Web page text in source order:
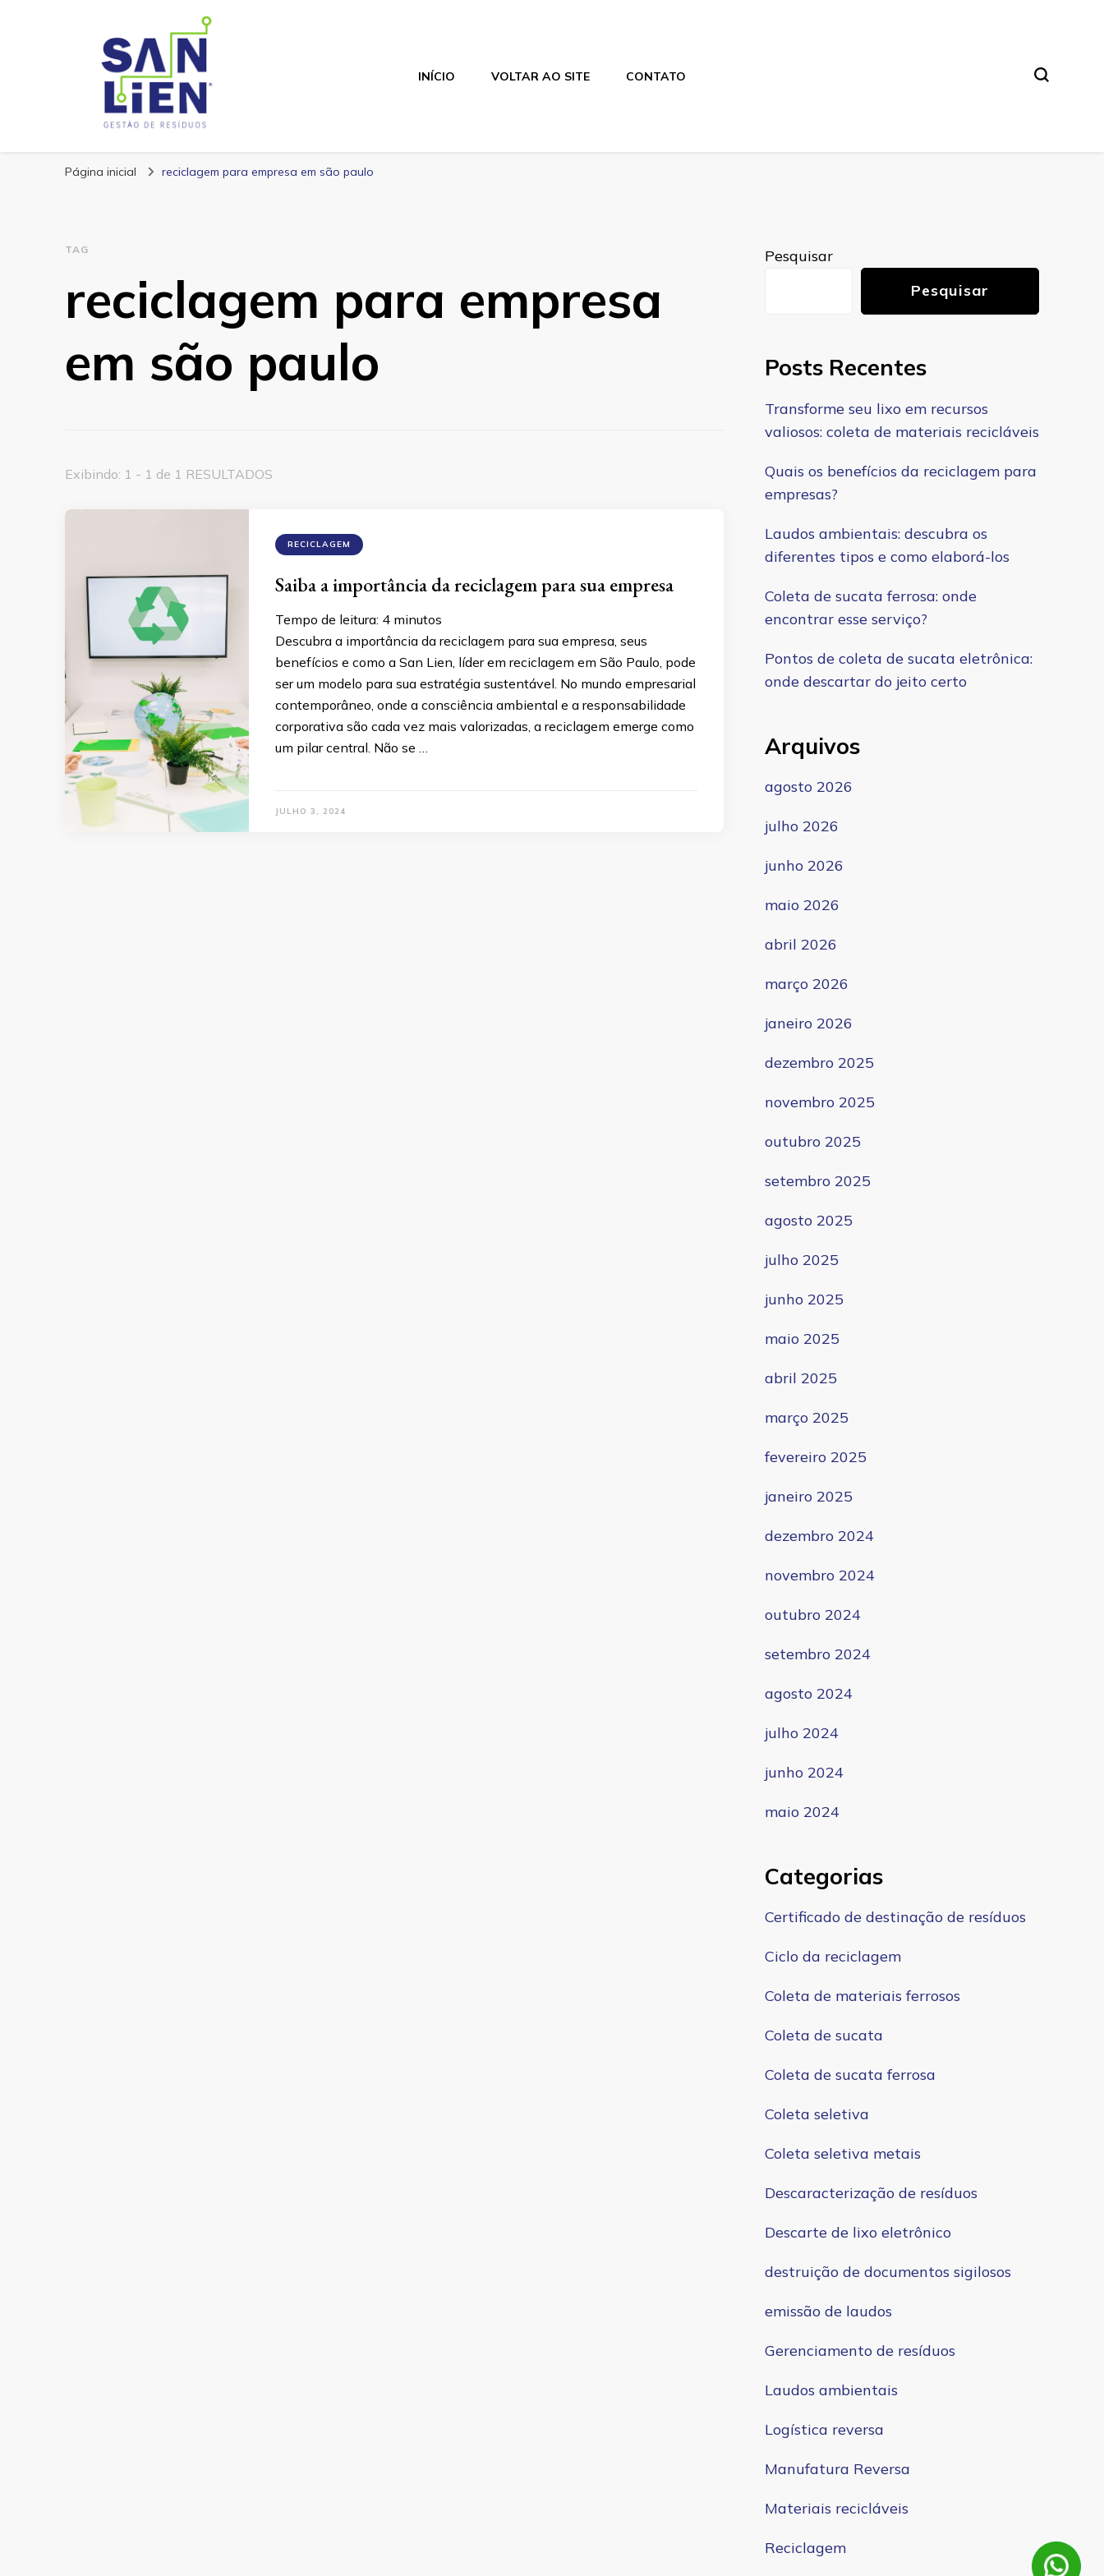
San Lien
INÍCIO VOLTAR AO SITE CONTATO
Página inicial reciclagem para empresa em são paulo
TAG
reciclagem para empresa
em são paulo
Exibindo: 1 - 1 de 1 RESULTADOS
RECICLAGEM
Saiba a importância da reciclagem para sua empresa
Tempo de leitura: 4 minutos
Descubra a importância da reciclagem para sua empresa, seus
benefícios e como a San Lien, líder em reciclagem em São Paulo, pode
ser um modelo para sua estratégia sustentável. No mundo empresarial
contemporâneo, onde a consciência ambiental e a responsabilidade
corporativa são cada vez mais valorizadas, a reciclagem emerge como
um pilar central. Não se …
JULHO 3, 2024
Pesquisar
Pesquisar
Posts Recentes
Transforme seu lixo em recursos
valiosos: coleta de materiais recicláveis
Quais os benefícios da reciclagem para
empresas?
Laudos ambientais: descubra os
diferentes tipos e como elaborá-los
Coleta de sucata ferrosa: onde
encontrar esse serviço?
Pontos de coleta de sucata eletrônica:
onde descartar do jeito certo
Arquivos
agosto 2026
julho 2026
junho 2026
maio 2026
abril 2026
março 2026
janeiro 2026
dezembro 2025
novembro 2025
outubro 2025
setembro 2025
agosto 2025
julho 2025
junho 2025
maio 2025
abril 2025
março 2025
fevereiro 2025
janeiro 2025
dezembro 2024
novembro 2024
outubro 2024
setembro 2024
agosto 2024
julho 2024
junho 2024
maio 2024
Categorias
Certificado de destinação de resíduos
Ciclo da reciclagem
Coleta de materiais ferrosos
Coleta de sucata
Coleta de sucata ferrosa
Coleta seletiva
Coleta seletiva metais
Descaracterização de resíduos
Descarte de lixo eletrônico
destruição de documentos sigilosos
emissão de laudos
Gerenciamento de resíduos
Laudos ambientais
Logística reversa
Manufatura Reversa
Materiais recicláveis
Reciclagem